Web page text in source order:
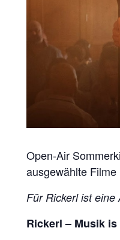
Open-Air
ausgewählte
Für Rickerl ist
Rickerl – Musik